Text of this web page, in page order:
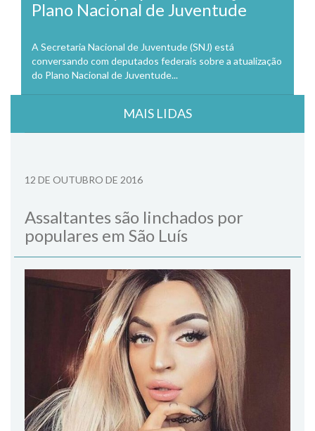
Plano Nacional de Juventude
A Secretaria Nacional de Juventude (SNJ) está
conversando com deputados federais sobre a atualização
do Plano Nacional de Juventude...
MAIS LIDAS
12 DE OUTUBRO DE 2016
Assaltantes são linchados por
populares em São Luís